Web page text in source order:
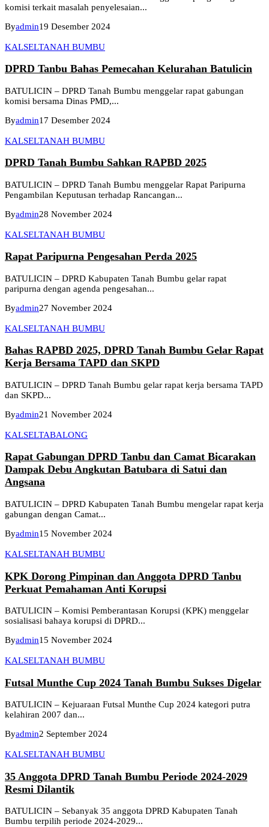
komisi terkait masalah penyelesaian...
Byadmin19 Desember 2024
KALSELTANAH BUMBU
DPRD Tanbu Bahas Pemecahan Kelurahan Batulicin
BATULICIN – DPRD Tanah Bumbu menggelar rapat gabungan
komisi bersama Dinas PMD,...
Byadmin17 Desember 2024
KALSELTANAH BUMBU
DPRD Tanah Bumbu Sahkan RAPBD 2025
BATULICIN – DPRD Tanah Bumbu menggelar Rapat Paripurna
Pengambilan Keputusan terhadap Rancangan...
Byadmin28 November 2024
KALSELTANAH BUMBU
Rapat Paripurna Pengesahan Perda 2025
BATULICIN – DPRD Kabupaten Tanah Bumbu gelar rapat
paripurna dengan agenda pengesahan...
Byadmin27 November 2024
KALSELTANAH BUMBU
Bahas RAPBD 2025, DPRD Tanah Bumbu Gelar Rapat
Kerja Bersama TAPD dan SKPD
BATULICIN – DPRD Tanah Bumbu gelar rapat kerja bersama TAPD
dan SKPD...
Byadmin21 November 2024
KALSELTABALONG
Rapat Gabungan DPRD Tanbu dan Camat Bicarakan
Dampak Debu Angkutan Batubara di Satui dan
Angsana
BATULICIN – DPRD Kabupaten Tanah Bumbu mengelar rapat kerja
gabungan dengan Camat...
Byadmin15 November 2024
KALSELTANAH BUMBU
KPK Dorong Pimpinan dan Anggota DPRD Tanbu
Perkuat Pemahaman Anti Korupsi
BATULICIN – Komisi Pemberantasan Korupsi (KPK) menggelar
sosialisasi bahaya korupsi di DPRD...
Byadmin15 November 2024
KALSELTANAH BUMBU
Futsal Munthe Cup 2024 Tanah Bumbu Sukses Digelar
BATULICIN – Kejuaraan Futsal Munthe Cup 2024 kategori putra
kelahiran 2007 dan...
Byadmin2 September 2024
KALSELTANAH BUMBU
35 Anggota DPRD Tanah Bumbu Periode 2024-2029
Resmi Dilantik
BATULICIN – Sebanyak 35 anggota DPRD Kabupaten Tanah
Bumbu terpilih periode 2024-2029...